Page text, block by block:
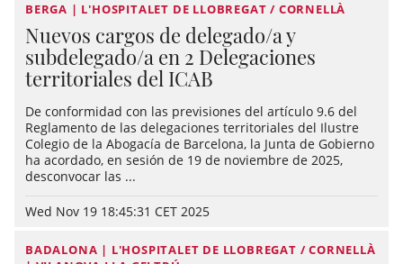
BERGA | L'HOSPITALET DE LLOBREGAT / CORNELLÀ
Nuevos cargos de delegado/a y
subdelegado/a en 2 Delegaciones
territoriales del ICAB
De conformidad con las previsiones del artículo 9.6 del
Reglamento de las delegaciones territoriales del Ilustre
Colegio de la Abogacía de Barcelona, la Junta de Gobierno
ha acordado, en sesión de 19 de noviembre de 2025,
desconvocar las ...
Wed Nov 19 18:45:31 CET 2025
BADALONA | L'HOSPITALET DE LLOBREGAT / CORNELLÀ